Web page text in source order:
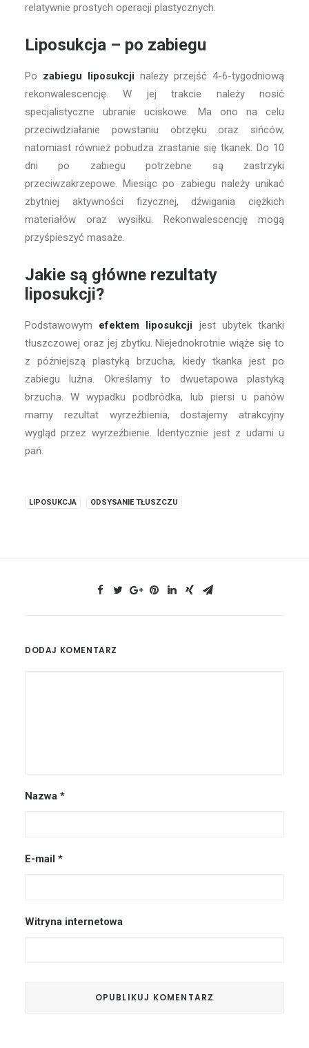
relatywnie prostych operacji plastycznych.
Liposukcja – po zabiegu
Po zabiegu liposukcji należy przejść 4-6-tygodniową
rekonwalescencję. W jej trakcie należy nosić
specjalistyczne ubranie uciskowe. Ma ono na celu
przeciwdziałanie powstaniu obrzęku oraz sińców,
natomiast również pobudza zrastanie się tkanek. Do 10
dni po zabiegu potrzebne są zastrzyki
przeciwzakrzepowe. Miesiąc po zabiegu należy unikać
zbytniej aktywności fizycznej, dźwigania ciężkich
materiałów oraz wysiłku. Rekonwalescencję mogą
przyśpieszyć masaże.
Jakie są główne rezultaty
liposukcji?
Podstawowym efektem liposukcji jest ubytek tkanki
tłuszczowej oraz jej zbytku. Niejednokrotnie wiąże się to
z późniejszą plastyką brzucha, kiedy tkanka jest po
zabiegu luźna. Określamy to dwuetapowa plastyką
brzucha. W wypadku podbródka, lub piersi u panów
mamy rezultat wyrzeźbienia, dostajemy atrakcyjny
wygląd przez wyrzeźbienie. Identycznie jest z udami u
pań.
LIPOSUKCJA ODSYSANIE TŁUSZCZU
DODAJ KOMENTARZ
Nazwa *
E-mail *
Witryna internetowa